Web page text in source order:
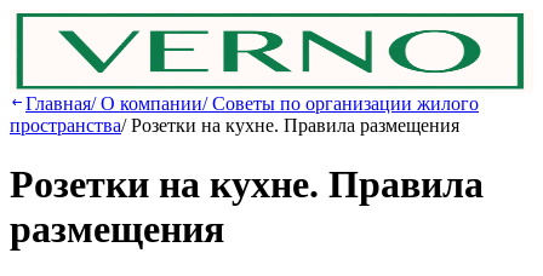
Главная/О компании/Советы по организации жилого
пространства/Poзeтки нa куxнe. Пpaвилa paзмeщeния
Poзeтки нa куxнe. Пpaвилa
paзмeщeния